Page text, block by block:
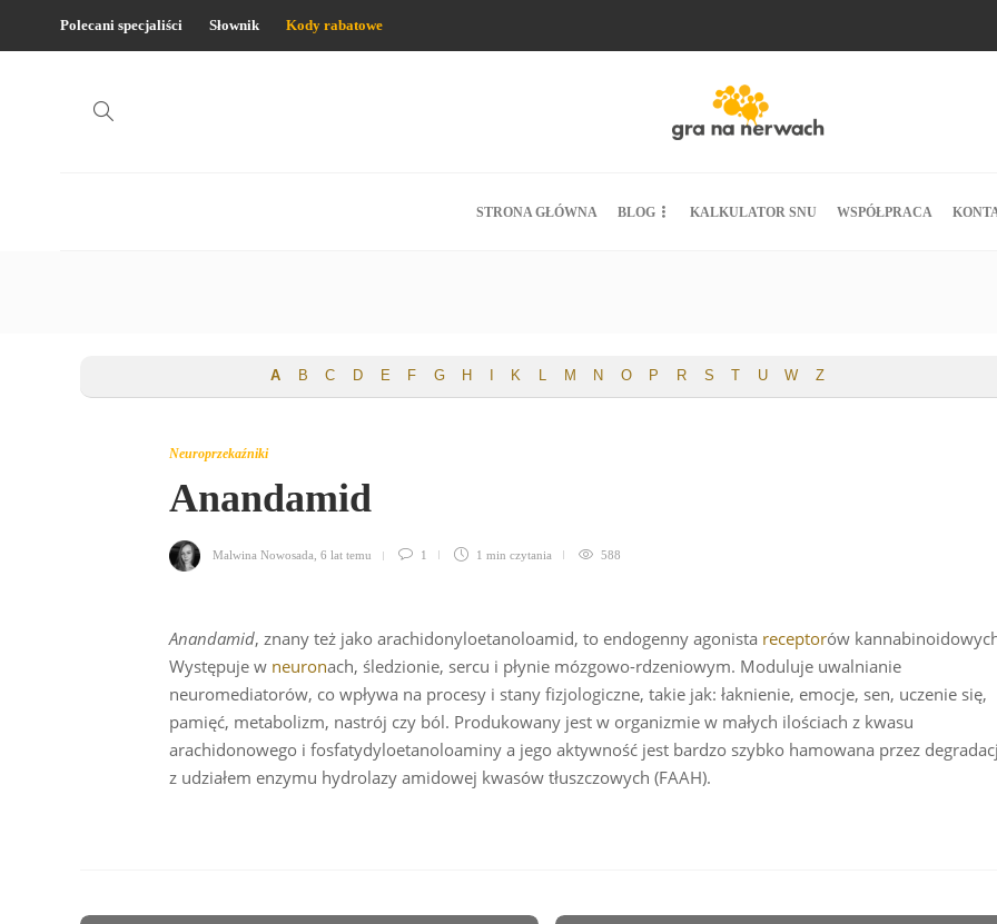
Polecani specjaliści Słownik Kody rabatowe
STRONA GŁÓWNA BLOG KALKULATOR SNU WSPÓŁPRACA
A B C D E F G H K L M N O P R S U W Z
Neuroprzekaźniki
Anandamid
Malwina Nowosada 6 lat temu 1 1 min czytania 588
Anandamid, znany też jako arachidonyloetanoloamid, to endogenny agonista receptorów
Występuje w neuronach, śledzionie, sercu i płynie mózgowo-rdzeniowym. Moduluje uwalnianie
neuromediatorów, co wpływa na procesy i stany fizjologiczne, takie jak: łaknienie, emocje, sen, uczenie się,
pamięć, metabolizm, nastrój czy ból. Produkowany jest w organizmie w małych ilościach z kwasu
arachidonowego i fosfatydyloetanoloaminy a jego aktywność jest bardzo szybko hamowana przez
z udziałem enzymu hydrolazy amidowej kwasów tłuszczowych (FAAH).